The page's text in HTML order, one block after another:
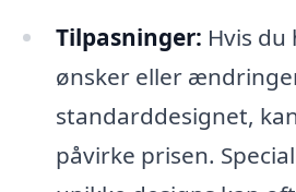
Tilpasninger: Hvis du
ønsker eller
standarddesignet,
påvirke prisen.